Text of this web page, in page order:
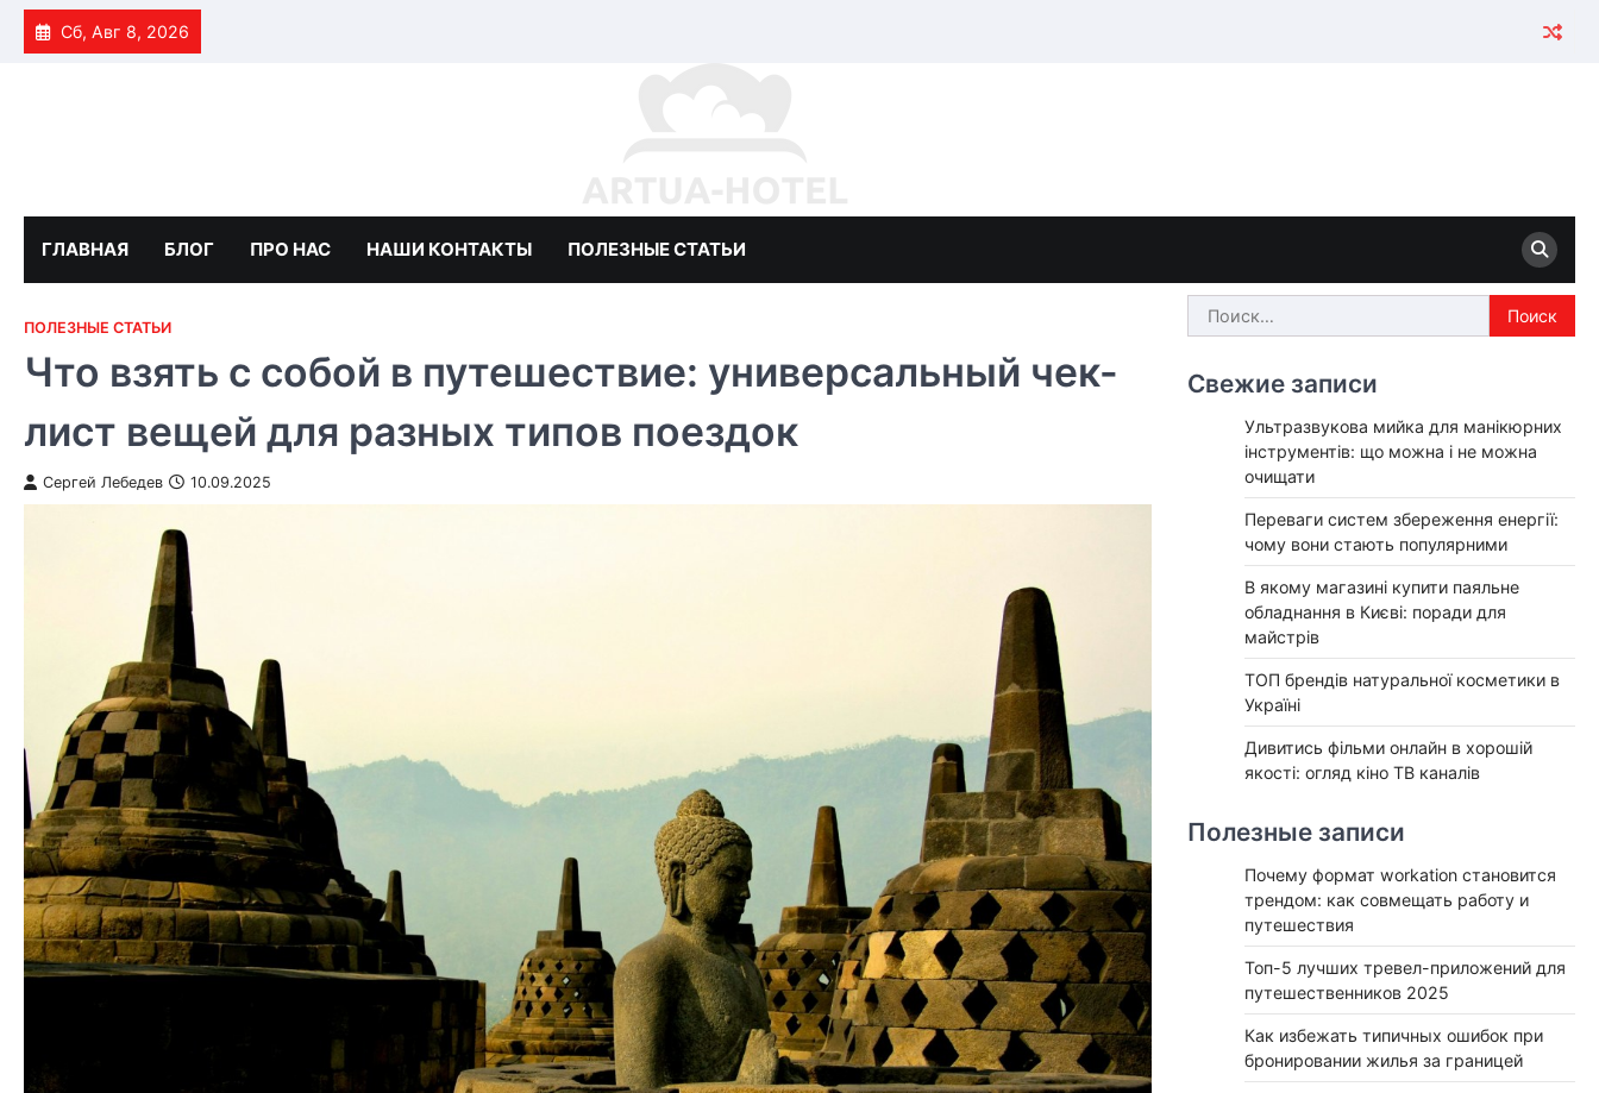
Skip
Сб, Авг 8, 2026
ГЛАВНАЯ БЛОГ ПРО НАС НАШИ КОНТАКТЫ ПОЛЕЗНЫЕ СТАТЬИ
ПОЛЕЗНЫЕ СТАТЬИ
Что взять с собой в путешествие: универсальный чек-
лист вещей для разных типов поездок
Сергей Лебедев 10.09.2025
Найти:
Свежие записи
Ультразвукова мийка для манікюрних
інструментів: що можна і не можна
очищати
Переваги систем збереження енергії:
чому вони стають популярними
В якому магазині купити паяльне
обладнання в Києві: поради для
майстрів
ТОП брендів натуральної косметики в
Україні
Дивитись фільми онлайн в хорошій
якості: огляд кіно ТВ каналів
Полезные записи
Почему формат workation становится
трендом: как совмещать работу и
путешествия
Топ-5 лучших тревел-приложений для
путешественников 2025
Как избежать типичных ошибок при
бронировании жилья за границей